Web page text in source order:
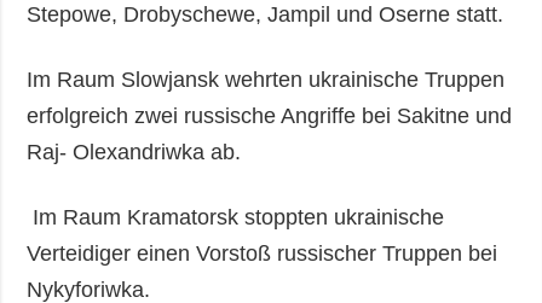
Stepowe, Drobyschewe, Jampil und Oserne statt.
Im Raum Slowjansk wehrten ukrainische Truppen
erfolgreich zwei russische Angriffe bei Sakitne und
Raj- Olexandriwka ab.
Im Raum Kramatorsk stoppten ukrainische
Verteidiger einen Vorstoß russischer Truppen bei
Nykyforiwka.